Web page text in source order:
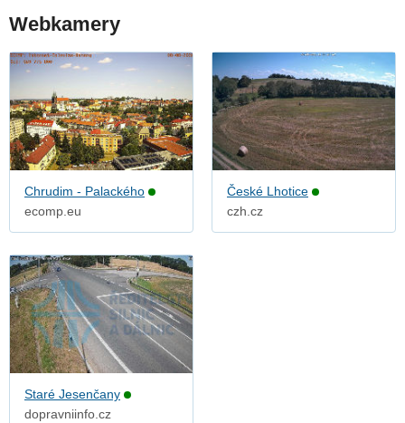
Webkamery
Chrudim - Palackého
ecomp.eu
České Lhotice
czh.cz
Staré Jesenčany
dopravniinfo.cz